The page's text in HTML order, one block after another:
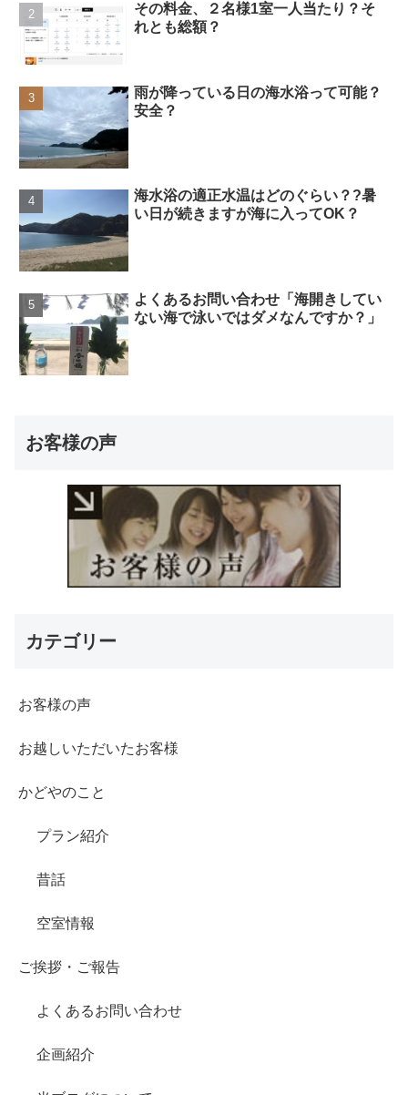
その料金、２名様1室一人当たり？そ
れとも総額？
雨が降っている日の海水浴って可能？
安全？
海水浴の適正水温はどのぐらい？?暑
い日が続きますが海に入ってOK？
よくあるお問い合わせ「海開きしてい
ない海で泳いではダメなんですか？」
お客様の声
カテゴリー
お客様の声
お越しいただいたお客様
かどやのこと
プラン紹介
昔話
空室情報
ご挨拶・ご報告
よくあるお問い合わせ
企画紹介